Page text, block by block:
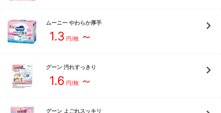
ムーニー やわらか厚手
1.3 円/枚 ～
グーン 汚れすっきり
1.6 円/枚 ～
グーン よごれスッキリ